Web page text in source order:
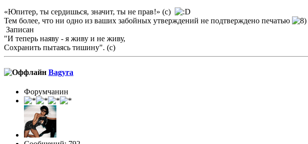
«Юпитер, ты сердишься, значит, ты не прав!» (с)
Тем более, что ни одно из ваших забойных утверждений не подтверждено печатью
Записан
"И теперь наяву - я живу и не живу,
Сохранить пытаясь тишину". (с)
Bagyra
Форумчанин